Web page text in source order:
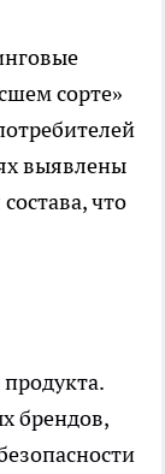
сорте»
выявлены
что
брендов,